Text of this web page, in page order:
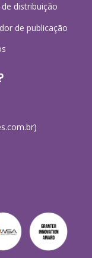
de distribuição
de publicação